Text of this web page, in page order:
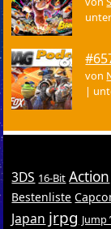
von
|
3DS 16-Bit Action
Bestenliste
Japan jrpg Jump